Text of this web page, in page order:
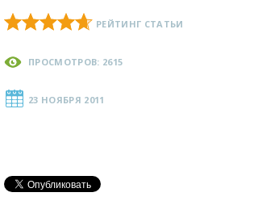
РЕЙТИНГ СТАТЬИ
ПРОСМОТРОВ: 2615
23 НОЯБРЯ 2011